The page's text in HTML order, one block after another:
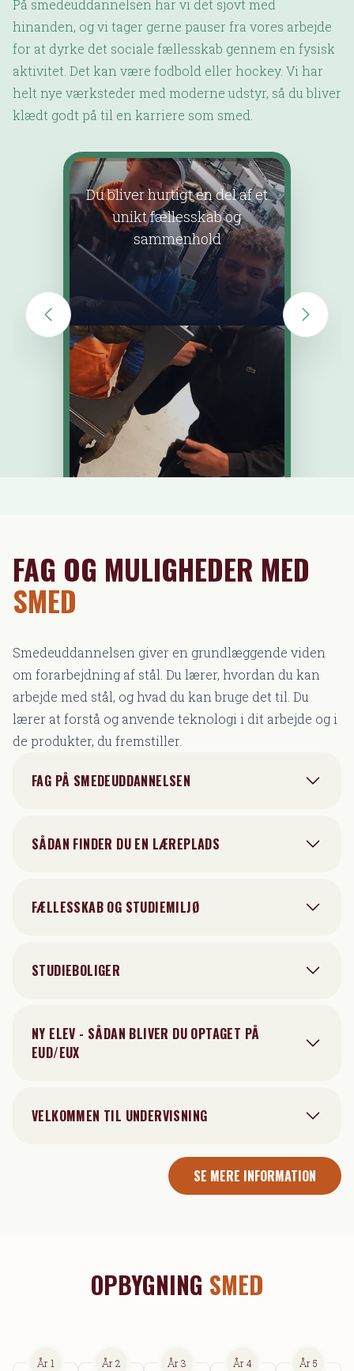
Du bliver hurtigt en del af et
unikt fællesskab og
sammenhold
På smedeuddannelsen har vi det sjovt med
hinanden, og vi tager gerne pauser fra vores arbejde
for at dyrke det sociale fællesskab gennem en fysisk
aktivitet. Det kan være fodbold eller hockey. Vi har
helt nye værksteder med moderne udstyr, så du bliver
klædt godt på til en karriere som smed.
FAG OG MULIGHEDER MED
SMED
Smedeuddannelsen giver en grundlæggende viden
om forarbejdning af stål. Du lærer, hvordan du kan
arbejde med stål, og hvad du kan bruge det til. Du
lærer at forstå og anvende teknologi i dit arbejde og i
de produkter, du fremstiller.
FAG PÅ SMEDEUDDANNELSEN
SÅDAN FINDER DU EN LÆREPLADS
FÆLLESSKAB OG STUDIEMILJØ
STUDIEBOLIGER
NY ELEV - SÅDAN BLIVER DU OPTAGET PÅ
EUD/EUX
VELKOMMEN TIL UNDERVISNING
SE MERE INFORMATION
OPBYGNING SMED
År 1 År 2 År 3 År 4 År 5